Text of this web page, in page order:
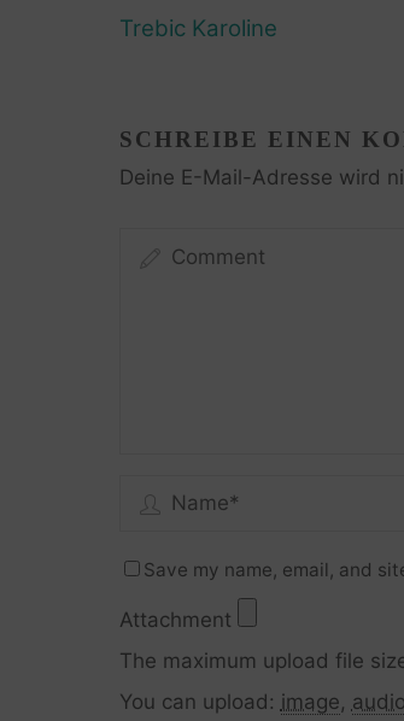
Trebic Karoline
SCHREIBE EINEN
Deine E-Mail-Adresse wird
Save my name, email, and
Attachment
The maximum upload file
You can upload: image, audio